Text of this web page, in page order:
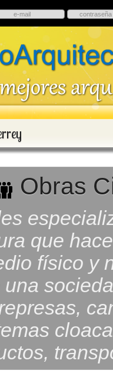
Obras
que
físico y